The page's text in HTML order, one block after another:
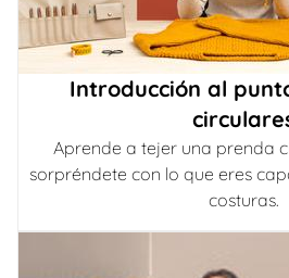
Introducción al
Aprende a tejer una prenda
sorpréndete con lo que eres
costuras.